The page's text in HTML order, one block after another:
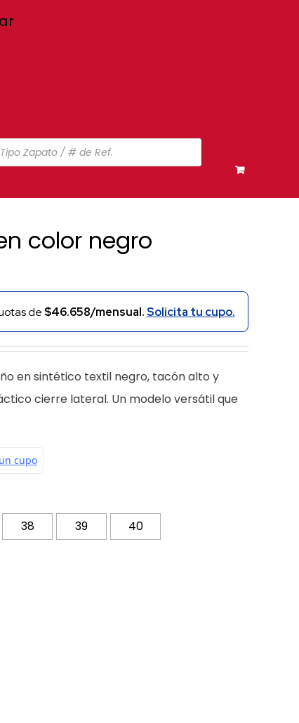
Inicio
color negro
de $46.658/mensual.Solicita tu cupo.
en sintético textil negro, tacón alto y
cierre lateral. Un modelo versátil que
38 39 40